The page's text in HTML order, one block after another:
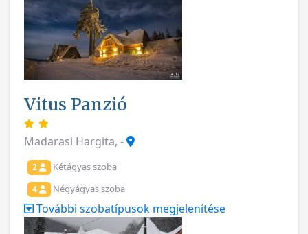
Vitus Panzió
Madarasi Hargita, -
2 Kétágyas szoba
4 Négyágyas szoba
További szobatípusok megjelenítése